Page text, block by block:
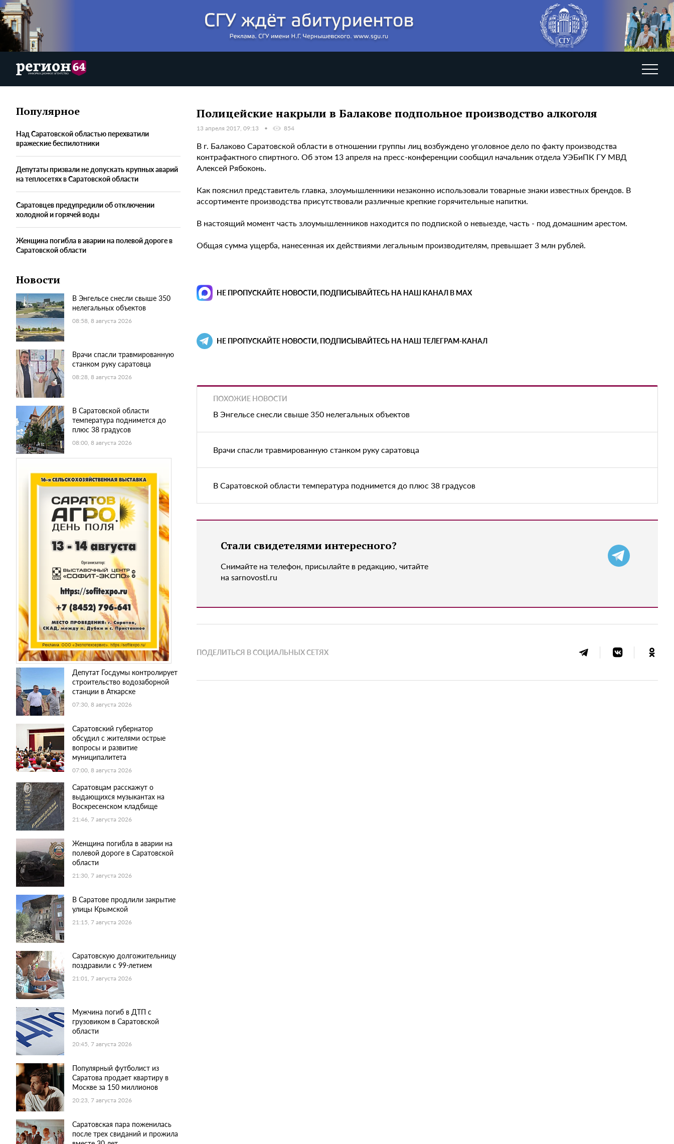
Популярное
Над Саратовской областью перехватили
вражеские беспилотники
Депутаты призвали не допускать крупных аварий
на теплосетях в Саратовской области
Саратовцев предупредили об отключении
холодной и горячей воды
Женщина погибла в аварии на полевой дороге в
Саратовской области
Новости
В Энгельсе снесли свыше 350
нелегальных объектов
08:58, 8 августа 2026
Врачи спасли травмированную
станком руку саратовца
08:28, 8 августа 2026
В Саратовской области
температура поднимется до
плюс 38 градусов
08:00, 8 августа 2026
Депутат Госдумы контролирует
строительство водозаборной
станции в Аткарске
07:30, 8 августа 2026
Саратовский губернатор
обсудил с жителями острые
вопросы и развитие
муниципалитета
07:00, 8 августа 2026
Саратовцам расскажут о
выдающихся музыкантах на
Воскресенском кладбище
21:46, 7 августа 2026
Женщина погибла в аварии на
полевой дороге в Саратовской
области
21:30, 7 августа 2026
В Саратове продлили закрытие
улицы Крымской
21:15, 7 августа 2026
Саратовскую долгожительницу
поздравили с 99-летием
21:01, 7 августа 2026
Мужчина погиб в ДТП с
грузовиком в Саратовской
области
20:45, 7 августа 2026
Популярный футболист из
Саратова продает квартиру в
Москве за 150 миллионов
20:23, 7 августа 2026
Саратовская пара поженилась
после трех свиданий и прожила
Полицейские накрыли в Балакове подпольное производство алкоголя
13 апреля 2017, 09:13 854
В г. Балаково Саратовской области в отношении группы лиц возбуждено уголовное дело по факту производства
контрафактного спиртного. Об этом 13 апреля на пресс-конференции сообщил начальник отдела УЭБиПК ГУ МВД
Алексей Рябоконь.
Как пояснил представитель главка, злоумышленники незаконно использовали товарные знаки известных брендов. В
ассортименте производства присутствовали различные крепкие горячительные напитки.
В настоящий момент часть злоумышленников находится по подпиской о невыезде, часть - под домашним арестом.
Общая сумма ущерба, нанесенная их действиями легальным производителям, превышает 3 млн рублей.
НЕ ПРОПУСКАЙТЕ НОВОСТИ, ПОДПИСЫВАЙТЕСЬ НА НАШ КАНАЛ В MAX
НЕ ПРОПУСКАЙТЕ НОВОСТИ, ПОДПИСЫВАЙТЕСЬ НА НАШ ТЕЛЕГРАМ-КАНАЛ
ПОХОЖИЕ НОВОСТИ
В Энгельсе снесли свыше 350 нелегальных объектов
Врачи спасли травмированную станком руку саратовца
В Саратовской области температура поднимется до плюс 38 градусов
Стали свидетелями интересного?
Снимайте на телефон, присылайте в редакцию, читайте
на sarnovosti.ru
ПОДЕЛИТЬСЯ В СОЦИАЛЬНЫХ СЕТЯХ